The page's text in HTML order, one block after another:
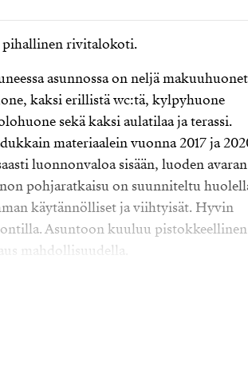
pihallinen rivitalokoti.
asunnossa on neljä
kaksi erillistä wc:tä, kylpyhuone
sekä kaksi aulatilaa ja terassi.
materiaalein vuonna 2017 ja
luonnonvaloa sisään, luoden
pohjaratkaisu on suunniteltu
käytännölliset ja viihtyisät. Hyvin
Asuntoon kuuluu pistokkeellinen
mahdollisuudella.